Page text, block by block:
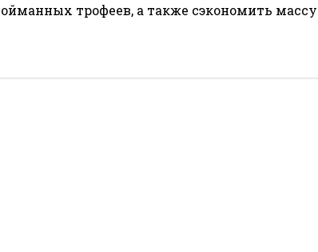
трофеев, а также сэкономить